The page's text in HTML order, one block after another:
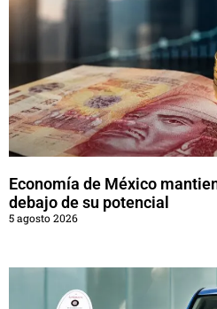
Economía de México
debajo de su potencial
5 agosto 2026